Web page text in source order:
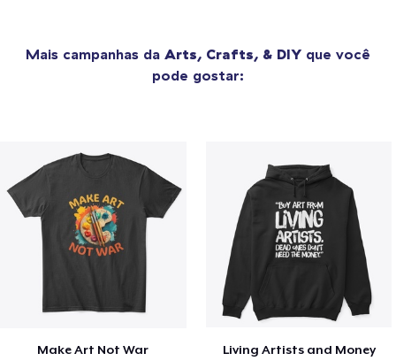
Mais campanhas da Arts, Crafts, & DIY que você
pode gostar:
Make Art Not War Living Artists and Money